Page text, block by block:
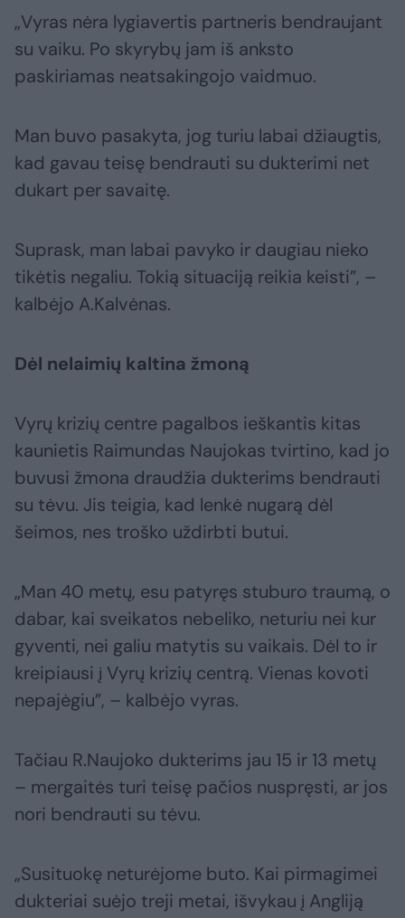
„Vyras nėra lygiavertis partneris bendraujant
su vaiku. Po skyrybų jam iš anksto
paskiriamas neatsakingojo vaidmuo.
Man buvo pasakyta, jog turiu labai džiaugtis,
kad gavau teisę bendrauti su dukterimi net
dukart per savaitę.
Suprask, man labai pavyko ir daugiau nieko
tikėtis negaliu. Tokią situaciją reikia keisti”, –
kalbėjo A.Kalvėnas.
Dėl nelaimių kaltina žmoną
Vyrų krizių centre pagalbos ieškantis kitas
kaunietis Raimundas Naujokas tvirtino, kad jo
buvusi žmona draudžia dukterims bendrauti
su tėvu. Jis teigia, kad lenkė nugarą dėl
šeimos, nes troško uždirbti butui.
„Man 40 metų, esu patyręs stuburo traumą, o
dabar, kai sveikatos nebeliko, neturiu nei kur
gyventi, nei galiu matytis su vaikais. Dėl to ir
kreipiausi į Vyrų krizių centrą. Vienas kovoti
nepajėgiu”, – kalbėjo vyras.
Tačiau R.Naujoko dukterims jau 15 ir 13 metų
– mergaitės turi teisę pačios nuspręsti, ar jos
nori bendrauti su tėvu.
„Susituokę neturėjome buto. Kai pirmagimei
dukteriai suėjo treji metai, išvykau į Angliją